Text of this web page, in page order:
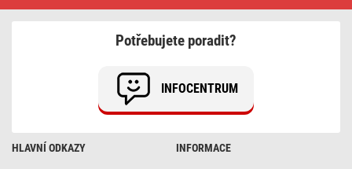
drátový
HLAVNÍ ODKAZY INFORMACE
Potřebujete poradit?
INFOCENTRUM